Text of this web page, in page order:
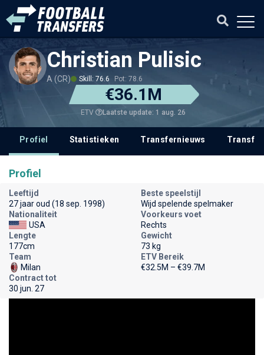
Christian Pulisic
A (CR) Skill: 76.6 Pot: 78.6
€36.1M
ETV Laatste update: 1 aug. 26
Profiel Statistieken Transfernieuws
Profiel
Leeftijd
27 jaar oud (18 sep. 1998)
Beste speelstijl
Wijd spelende spelmaker
Nationaliteit
USA
Voorkeurs voet
Rechts
Lengte
177cm
Gewicht
73 kg
Team
Milan
ETV Bereik
€32.5M – €39.7M
Contract tot
30 jun. 27